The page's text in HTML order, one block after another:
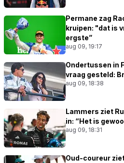
Permane zag
kruipen: "dat is
ergste”
aug 09, 19:17
Ondertussen in
vraag gesteld:
aug 09, 18:38
Lammers ziet
in: “Het is
aug 09, 18:31
Oud-coureur